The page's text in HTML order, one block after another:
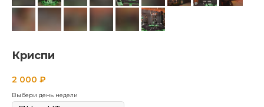
Криспи
2 000 ₽
Выбери день недели